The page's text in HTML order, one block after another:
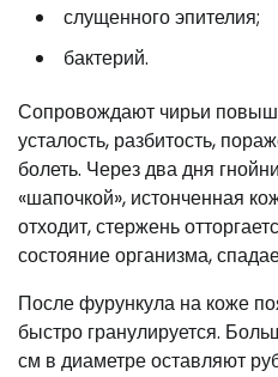
слущенного эпителия;
бактерий.
Сопровождают чирьи
усталость, разбитость,
болеть. Через два дня
«шапочкой», истонченная
отходит, стержень
состояние организма,
После фурункула на коже
быстро гранулируется.
см в диаметре оставляют